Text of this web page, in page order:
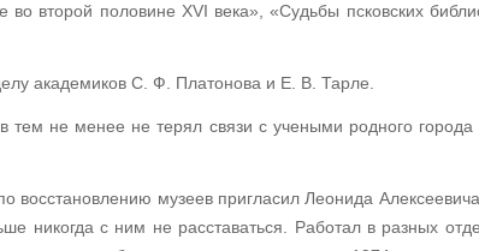
второй половине XVI века», «Судьбы псковских
академиков С. Ф. Платонова и Е. В. Тарле.
тем не менее не терял связи с учеными родного
восстановлению музеев пригласил Леонида
никогда с ним не расставаться. Работал в разных